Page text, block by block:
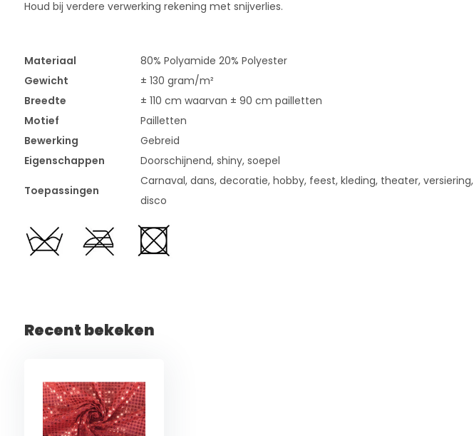
Houd bij verdere verwerking rekening met snijverlies.
Materiaal
80% Polyamide 20% Polyester
Gewicht
± 130 gram/m²
Breedte
± 110 cm waarvan ± 90 cm pailletten
Motief
Pailletten
Bewerking
Gebreid
Eigenschappen
Doorschijnend, shiny, soepel
Toepassingen
Carnaval, dans, decoratie, hobby, feest, kleding, theater, versiering,
disco
Recent bekeken